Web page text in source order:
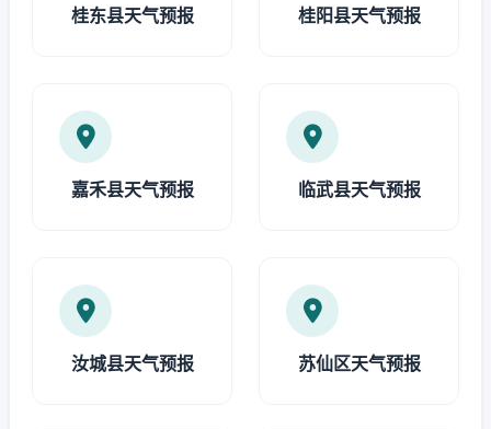
桂东县天气预报 桂阳县天气预报
嘉禾县天气预报 临武县天气预报
汝城县天气预报 苏仙区天气预报